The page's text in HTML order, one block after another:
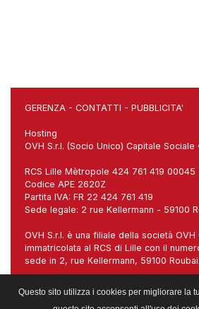
Questo sito utilizza i cookies per migliorare la
GERENZA - CONTATTI - PUBBLICITA'
Hosting
OVH S.r.l. (Socio Unico) Capitale
RCS Lille Mètropole 424 761 419 00045
Codice APE 2620Z
Partita IVA: FR 22 424 761 419
Sede legale: 2 rue Kellermann - 59100
OVH S.r.l. è una filiale della società OVH
immatricolata al RCS di Lille con il
sede in 2, rue Kellermann, 59100